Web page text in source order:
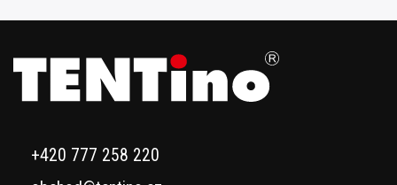
+420 777 258 220